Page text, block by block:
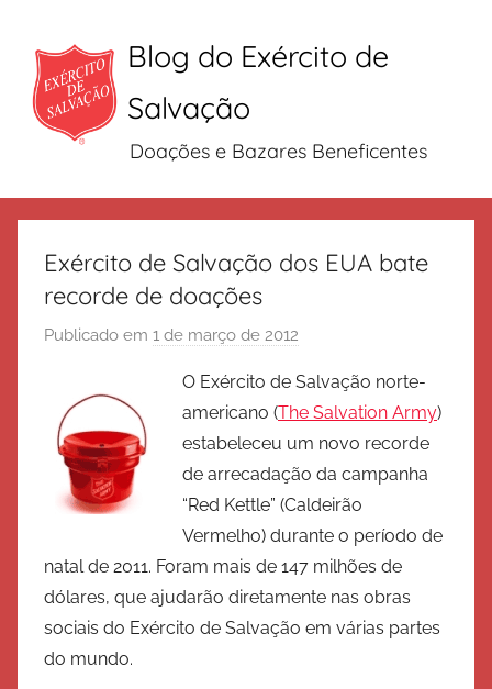
conteúdo
Blog do Exército de
Salvação
Doações e Bazares Beneficentes
Exército de Salvação dos EUA bate
recorde de doações
Publicado em 1 de março de 2012
r
E
x
é
r
c
i
t
o
O Exército de Salvação norte-
americano (The Salvation Army)
estabeleceu um novo recorde
de arrecadação da campanha
“Red Kettle” (Caldeirão
Vermelho) durante o período de
natal de 2011. Foram mais de 147 milhões de
dólares, que ajudarão diretamente nas obras
sociais do Exército de Salvação em várias partes
do mundo.